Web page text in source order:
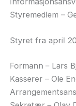
Styremedlem –
Styret fra april
Formann – Lars
Kasserer – Ole